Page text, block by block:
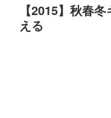
【2015】秋春
える